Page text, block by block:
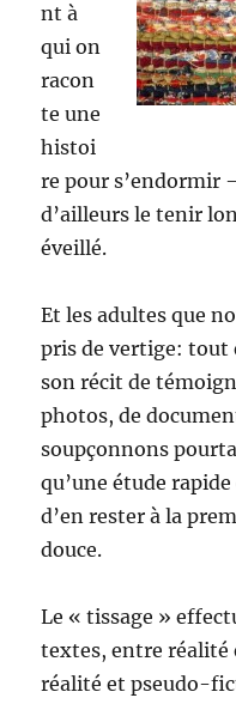
nt à
qui on
racon
te une
histoi
re pour s’endormir
d’ailleurs le tenir
éveillé.
Et les adultes que
pris de vertige: tout
son récit de
photos, de
soupçonnons
qu’une étude
d’en rester à la
douce.
Le « tissage »
textes, entre
réalité et pseudo-